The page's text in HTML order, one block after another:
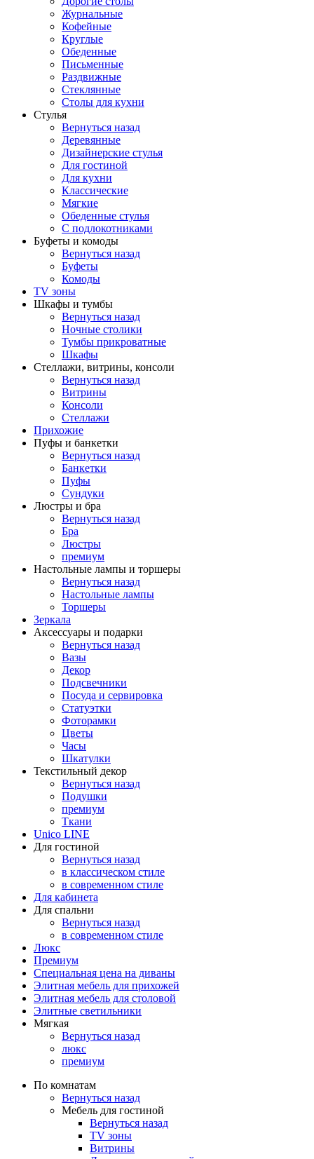
Журнальные
Кофейные
Круглые
Обеденные
Письменные
Раздвижные
Стеклянные
Столы для кухни
Стулья
Вернуться назад
Деревянные
Дизайнерские стулья
Для гостиной
Для кухни
Классические
Мягкие
Обеденные стулья
С подлокотниками
Буфеты и комоды
Вернуться назад
Буфеты
Комоды
TV зоны
Шкафы и тумбы
Вернуться назад
Ночные столики
Тумбы прикроватные
Шкафы
Стеллажи, витрины, консоли
Вернуться назад
Витрины
Консоли
Стеллажи
Прихожие
Пуфы и банкетки
Вернуться назад
Банкетки
Пуфы
Сундуки
Люстры и бра
Вернуться назад
Бра
Люстры
премиум
Настольные лампы и торшеры
Вернуться назад
Настольные лампы
Торшеры
Зеркала
Аксессуары и подарки
Вернуться назад
Вазы
Декор
Подсвечники
Посуда и сервировка
Статуэтки
Фоторамки
Цветы
Часы
Шкатулки
Текстильный декор
Вернуться назад
Подушки
премиум
Ткани
Unico LINE
Для гостиной
Вернуться назад
в классическом стиле
в современном стиле
Для кабинета
Для спальни
Вернуться назад
в современном стиле
Люкс
Премиум
Специальная цена на диваны
Элитная мебель для прихожей
Элитная мебель для столовой
Элитные светильники
Мягкая
Вернуться назад
люкс
премиум
По комнатам
Вернуться назад
Мебель для гостиной
Вернуться назад
TV зоны
Витрины